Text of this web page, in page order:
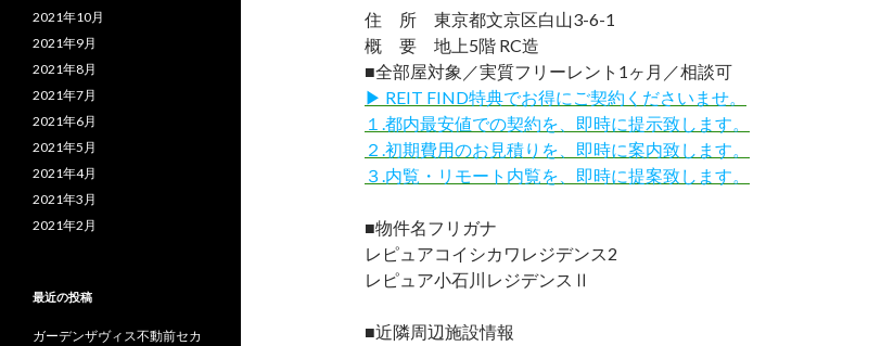
住 所 東京都文京区白山3-6-1
概 要 地上5階 RC造
■全部屋対象／実質フリーレント1ヶ月／相談可
▶ REIT FIND特典でお得にご契約くださいませ。
１.都内最安値での契約を、即時に提示致します。
２.初期費用のお見積りを、即時に案内致します。
３.内覧・リモート内覧を、即時に提案致します。
■物件名フリガナ
レピュアコイシカワレジデンス2
レピュア小石川レジデンスⅡ
■近隣周辺施設情報
2021年10月
2021年9月
2021年8月
2021年7月
2021年6月
2021年5月
2021年4月
2021年3月
2021年2月
最近の投稿
ガーデンザヴィス不動前セカ